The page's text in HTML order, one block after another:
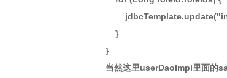
}
}
当然这里userDaoImpl里面的